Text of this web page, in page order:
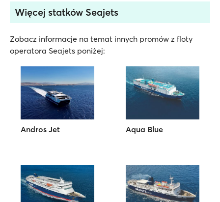
Więcej statków Seajets
Zobacz informacje na temat innych promów z floty
operatora Seajets poniżej:
Andros Jet Aqua Blue